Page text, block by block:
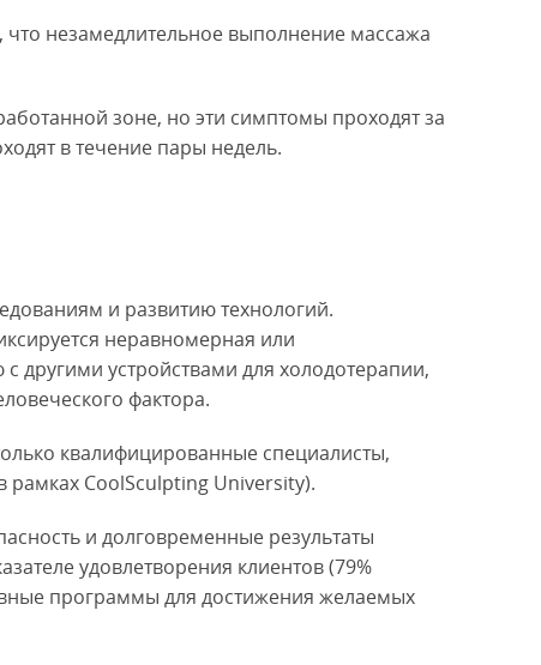
незамедлительное выполнение массажа
зоне, но эти симптомы проходят за
в течение пары недель.
и развитию технологий.
неравномерная или
другими устройствами для холодотерапии,
фактора.
квалифицированные специалисты,
рамках CoolSculpting University).
и долговременные результаты
удовлетворения клиентов (79%
программы для достижения желаемых